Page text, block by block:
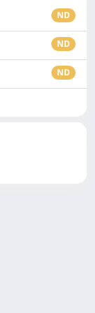
ND
ND
ND